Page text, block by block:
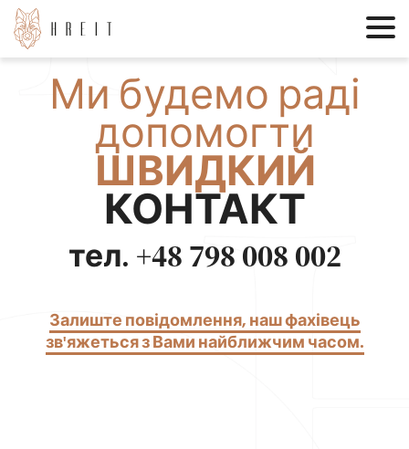
Ми будемо раді
допомогти
ШВИДКИЙ
КОНТАКТ
тел. +48 798 008 002
Залиште повідомлення, наш фахівець
зв'яжеться з Вами найближчим часом.